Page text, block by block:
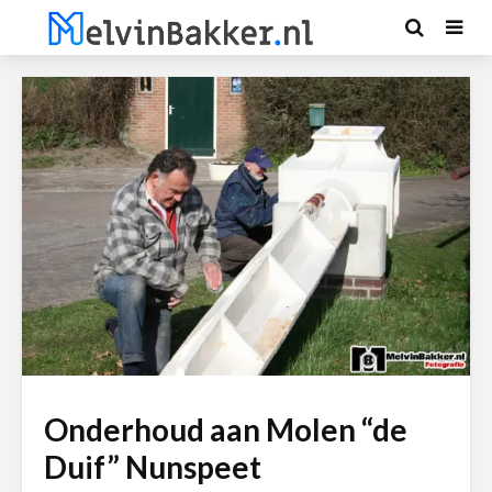
Onderhoud aan Molen “de
Duif” Nunspeet